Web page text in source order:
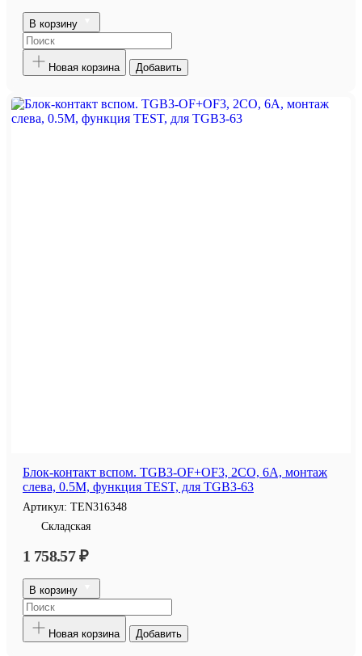
В корзину
Новая корзина Добавить
Блок-контакт вспом. TGB3-OF+OF3, 2CO, 6A, монтаж
слева, 0.5M, функция TEST, для TGB3-63
Артикул: TEN316348
Складская
1 758.57 ₽
В корзину
Новая корзина Добавить